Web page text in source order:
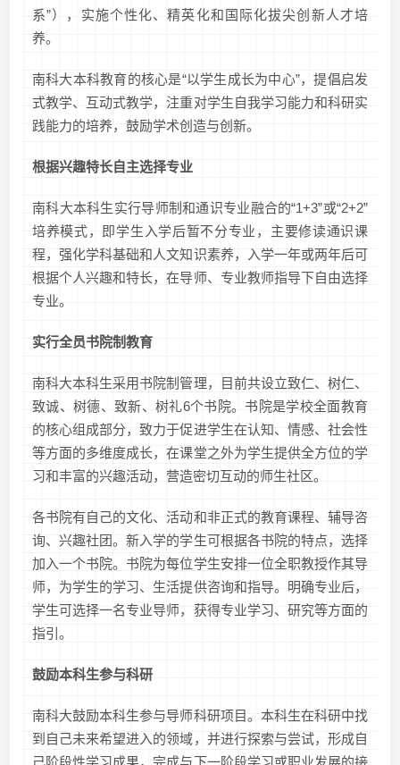
系”），实施个性化、精英化和国际化拔尖创新人才培
养。
南科大本科教育的核心是“以学生成长为中心”，提倡启发
式教学、互动式教学，注重对学生自我学习能力和科研实
践能力的培养，鼓励学术创造与创新。
根据兴趣特长自主选择专业
南科大本科生实行导师制和通识专业融合的“1+3”或“2+2”
培养模式，即学生入学后暂不分专业，主要修读通识课
程，强化学科基础和人文知识素养，入学一年或两年后可
根据个人兴趣和特长，在导师、专业教师指导下自由选择
专业。
实行全员书院制教育
南科大本科生采用书院制管理，目前共设立致仁、树仁、
致诚、树德、致新、树礼6个书院。书院是学校全面教育
的核心组成部分，致力于促进学生在认知、情感、社会性
等方面的多维度成长，在课堂之外为学生提供全方位的学
习和丰富的兴趣活动，营造密切互动的师生社区。
各书院有自己的文化、活动和非正式的教育课程、辅导咨
询、兴趣社团。新入学的学生可根据各书院的特点，选择
加入一个书院。书院为每位学生安排一位全职教授作其导
师，为学生的学习、生活提供咨询和指导。明确专业后，
学生可选择一名专业导师，获得专业学习、研究等方面的
指引。
鼓励本科生参与科研
南科大鼓励本科生参与导师科研项目。本科生在科研中找
到自己未来希望进入的领域，并进行探索与尝试，形成自
己阶段性学习成果，完成与下一阶段学习或职业发展的接